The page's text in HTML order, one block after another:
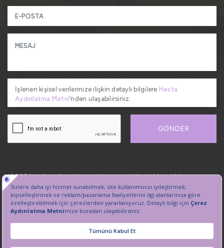
İşlenen kişisel verilerinize ilişkin detaylı bilgilere Hasta
Aydınlatma Metni’nden ulaşabilirsiniz.
GÖNDER
2026, VetAmerikan Hayvan Hastanesi. Her hakkı saklıdır.
Kişisel Verilerin Korunması
Sanal Tur
Çerez Tercihlerini Yönetin